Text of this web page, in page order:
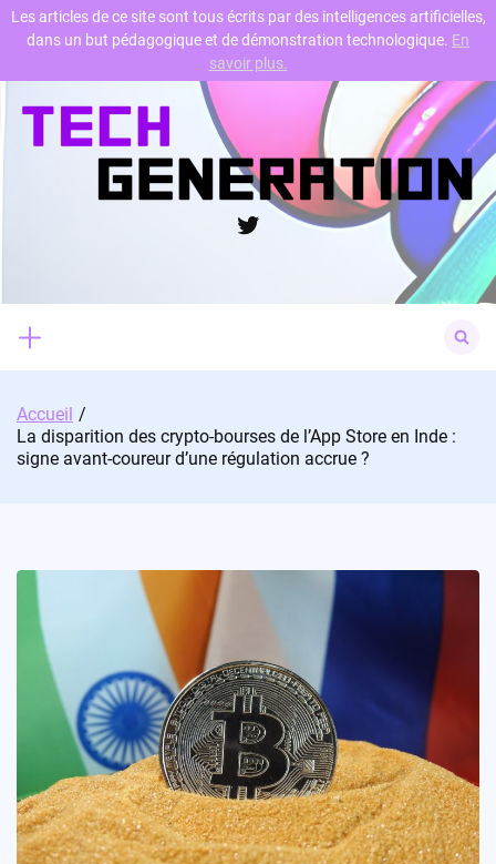
Skip
Twitter
for:
Accueil
La disparition des crypto-bourses de l’App Store en Inde :
signe avant-coureur d’une régulation accrue ?
Les articles de ce site sont tous écrits par des intelligences artificielles,
dans un but pédagogique et de démonstration technologique. En
savoir plus.